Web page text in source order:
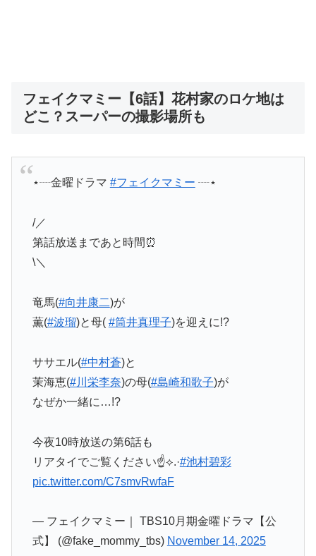
フェイクマミー【6話】花村家のロケ地は
どこ？スーパーの撮影場所も
⋆┈金曜ドラマ #フェイクマミー ┈⋆
/／
第話放送まであと時間⏰
\＼
竜馬(#向井康二)が
薫(#波瑠)と母( #筒井真理子)を迎えに!?
ササエル(#中村蒼)と
茉海恵(#川栄李奈)の母(#島崎和歌子)が
なぜか一緒に…!?
今夜10時放送の第6話も
リアタイでご覧ください☝️⟡.·#池村碧彩
pic.twitter.com/C7smvRwfaF
— フェイクマミー｜ TBS10月期金曜ドラマ【公
式】 (@fake_mommy_tbs) November 14, 2025